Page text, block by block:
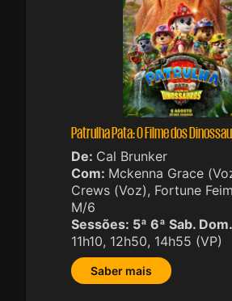
Patrulha Pata: O Filme dos
De: Cal Brunker
Com: Mckenna Grace
Crews (Voz), Fortune
M/6
Sessões: 5ª 6ª Sab.
11h10, 12h50, 14h55 (VP)
Saber mais